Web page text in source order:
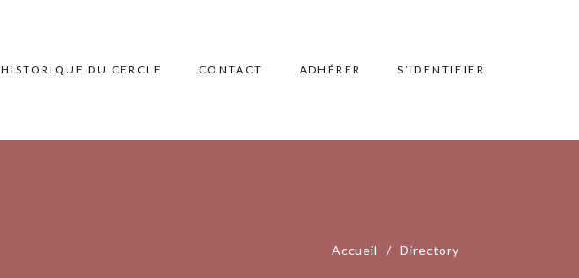
HISTORIQUE DU CERCLE CONTACT ADHÉRER S’IDENTIFIER
Accueil Directory